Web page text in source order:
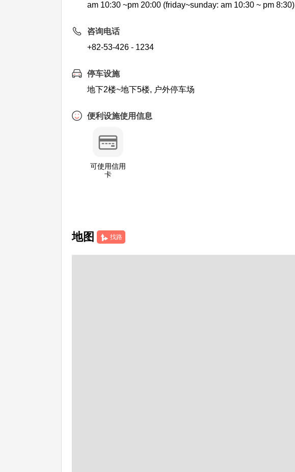
am 10:30 ~pm 20:00 (friday~sunday: am 10:30 ~ pm 8:30)
咨询电话
+82-53-426 - 1234
停车设施
地下2楼~地下5楼, 户外停车场
便利设施使用信息
可使用信用
卡
地图 找路